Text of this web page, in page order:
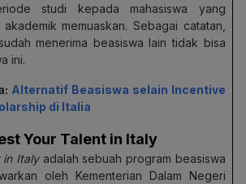
studi kepada mahasiswa yang
memuaskan. Sebagai catatan,
menerima beasiswa lain tidak bisa
ini.
Alternatif Beasiswa selain Incentive
di Italia
Your Talent in Italy
in Italy adalah sebuah program beasiswa
oleh Kementerian Dalam Negeri